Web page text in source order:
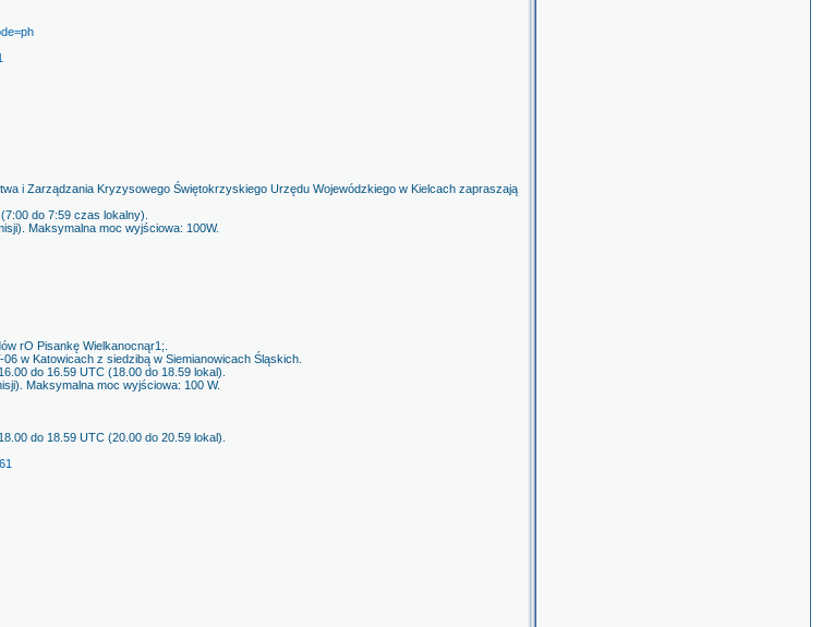
i Zarządzania Kryzysowego Świętokrzyskiego Urzędu Wojewódzkiego w Kielcach zapraszają
do 7:59 czas lokalny).
Maksymalna moc wyjściowa: 100W.
rO Pisankę Wielkanocnąr1;.
w Katowicach z siedzibą w Siemianowicach Śląskich.
do 16.59 UTC (18.00 do 18.59 lokal).
Maksymalna moc wyjściowa: 100 W.
do 18.59 UTC (20.00 do 20.59 lokal).